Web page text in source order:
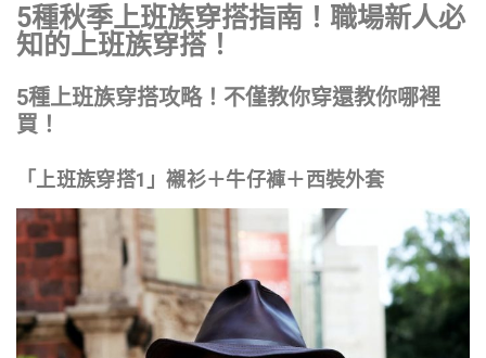
5種秋季上班族穿搭指南！職場新人必
知的上班族穿搭！
5種上班族穿搭攻略！不僅教你穿還教你哪裡
買！
「上班族穿搭1」襯衫＋牛仔褲＋西裝外套